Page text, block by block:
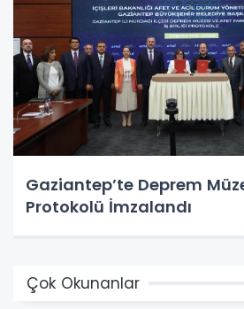
Gaziantep’te Deprem
Protokolü İmzalandı
Çok Okunanlar